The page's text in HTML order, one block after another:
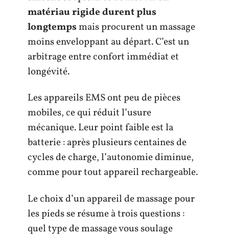
matériau rigide durent plus
longtempsmais procurent un massage
moins enveloppant au départ. C’est un
arbitrage entre confort immédiat et
longévité.
Les appareils EMS ont peu de pièces
mobiles, ce qui réduit l’usure
mécanique. Leur point faible est la
batterie : après plusieurs centaines de
cycles de charge, l’autonomie diminue,
comme pour tout appareil rechargeable.
Le choix d’un appareil de massage pour
les pieds se résume à trois questions :
quel type de massage vous soulage